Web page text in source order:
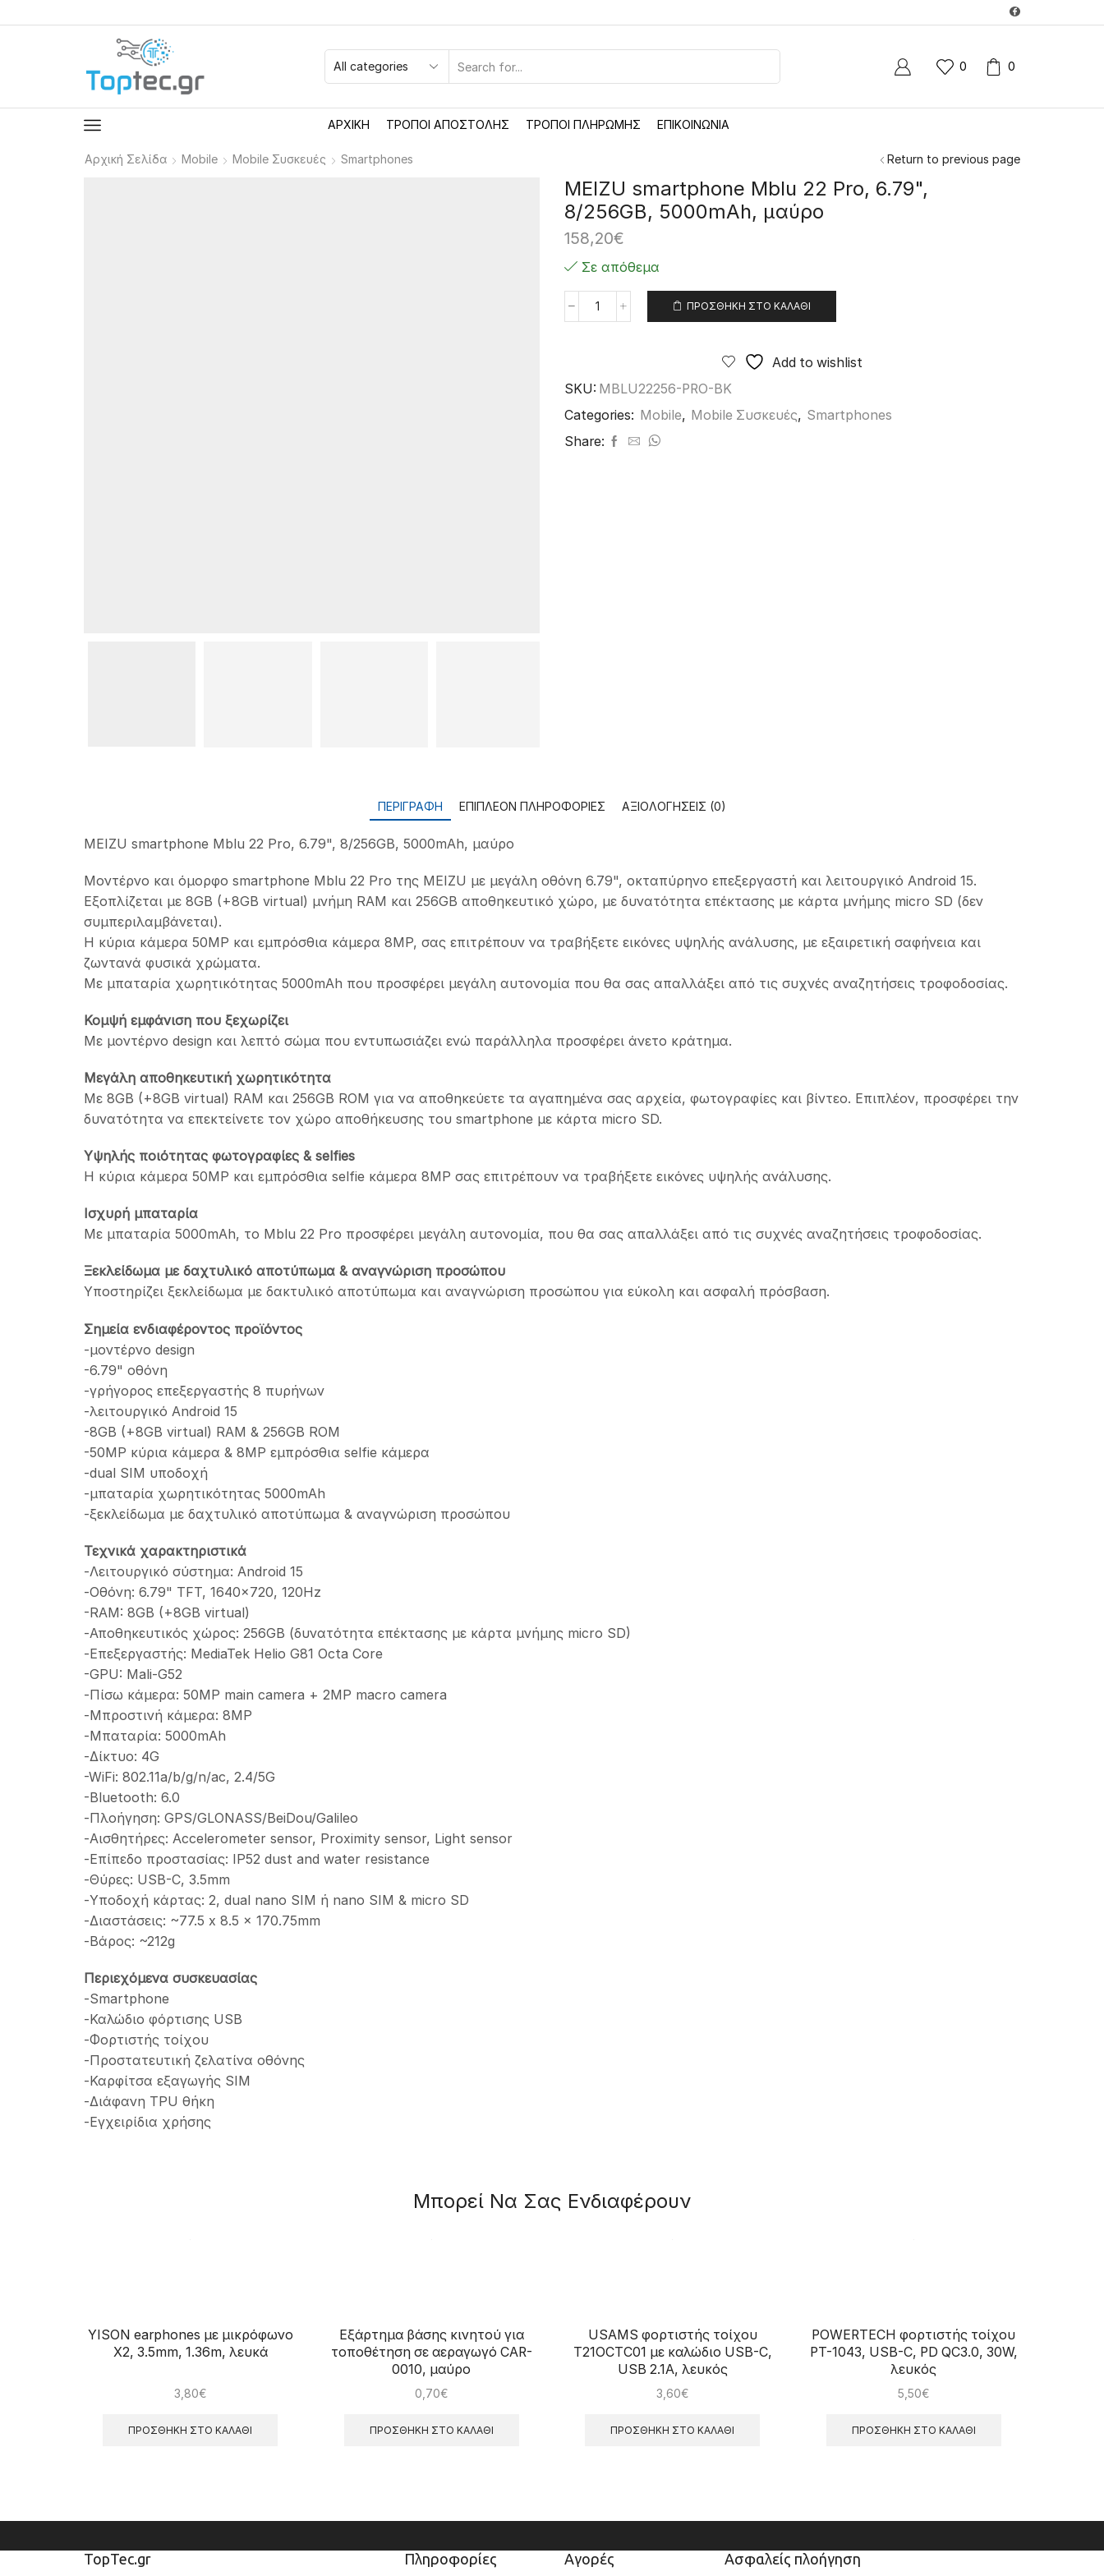
0 0
ΑΡΧΙΚΉ ΤΡΌΠΟΙ ΑΠΟΣΤΟΛΉΣ ΤΡΌΠΟΙ ΠΛΗΡΩΜΉΣ ΕΠΙΚΟΙΝΩΝΊΑ
Αρχική Σελίδα Mobile Mobile Συσκευές Smartphones Return to previous page
MEIZU smartphone Mblu 22 Pro, 6.79",
8/256GB, 5000mAh, μαύρο
158,20€
Σε απόθεμα
MEIZU
6.79",
8/256GB,
μαύρο
ΠΡΟΣΘΉΚΗ ΣΤΟ ΚΑΛΆΘΙ
Add to wishlist
SKU: MBLU22256-PRO-BK
Categories: Mobile, Mobile Συσκευές, Smartphones
Share:
ΠΕΡΙΓΡΑΦΉ ΕΠΙΠΛΈΟΝ ΠΛΗΡΟΦΟΡΊΕΣ ΑΞΙΟΛΟΓΉΣΕΙΣ (0)
MEIZU smartphone Mblu 22 Pro, 6.79", 8/256GB, 5000mAh, μαύρο
Μοντέρνο και όμορφο smartphone Mblu 22 Pro της MEIZU με μεγάλη οθόνη 6.79", οκταπύρηνο επεξεργαστή και λειτουργικό Android 15.
Εξοπλίζεται με 8GB (+8GB virtual) μνήμη RAM και 256GB αποθηκευτικό χώρο, με δυνατότητα επέκτασης με κάρτα μνήμης micro SD (δεν
συμπεριλαμβάνεται).
Η κύρια κάμερα 50MP και εμπρόσθια κάμερα 8MP, σας επιτρέπουν να τραβήξετε εικόνες υψηλής ανάλυσης, με εξαιρετική σαφήνεια και
ζωντανά φυσικά χρώματα.
Με μπαταρία χωρητικότητας 5000mAh που προσφέρει μεγάλη αυτονομία που θα σας απαλλάξει από τις συχνές αναζητήσεις τροφοδοσίας.
Κομψή εμφάνιση που ξεχωρίζει
Με μοντέρνο design και λεπτό σώμα που εντυπωσιάζει ενώ παράλληλα προσφέρει άνετο κράτημα.
Μεγάλη αποθηκευτική χωρητικότητα
Με 8GB (+8GB virtual) RAM και 256GB ROM για να αποθηκεύετε τα αγαπημένα σας αρχεία, φωτογραφίες και βίντεο. Επιπλέον, προσφέρει την
δυνατότητα να επεκτείνετε τον χώρο αποθήκευσης του smartphone με κάρτα micro SD.
Υψηλής ποιότητας φωτογραφίες & selfies
Η κύρια κάμερα 50MP και εμπρόσθια selfie κάμερα 8MP σας επιτρέπουν να τραβήξετε εικόνες υψηλής ανάλυσης.
Ισχυρή μπαταρία
Με μπαταρία 5000mAh, το Mblu 22 Pro προσφέρει μεγάλη αυτονομία, που θα σας απαλλάξει από τις συχνές αναζητήσεις τροφοδοσίας.
Ξεκλείδωμα με δαχτυλικό αποτύπωμα & αναγνώριση προσώπου
Υποστηρίζει ξεκλείδωμα με δακτυλικό αποτύπωμα και αναγνώριση προσώπου για εύκολη και ασφαλή πρόσβαση.
Σημεία ενδιαφέροντος προϊόντος
-μοντέρνο design
-6.79" οθόνη
-γρήγορος επεξεργαστής 8 πυρήνων
-λειτουργικό Android 15
-8GB (+8GB virtual) RAM & 256GB ROM
-50MP κύρια κάμερα & 8MP εμπρόσθια selfie κάμερα
-dual SIM υποδοχή
-μπαταρία χωρητικότητας 5000mAh
-ξεκλείδωμα με δαχτυλικό αποτύπωμα & αναγνώριση προσώπου
Τεχνικά χαρακτηριστικά
-Λειτουργικό σύστημα: Android 15
-Οθόνη: 6.79" TFT, 1640×720, 120Hz
-RAM: 8GB (+8GB virtual)
-Αποθηκευτικός χώρος: 256GB (δυνατότητα επέκτασης με κάρτα μνήμης micro SD)
-Επεξεργαστής: MediaTek Helio G81 Octa Core
-GPU: Mali-G52
-Πίσω κάμερα: 50MP main camera + 2MP macro camera
-Μπροστινή κάμερα: 8MP
-Μπαταρία: 5000mAh
-Δίκτυο: 4G
-WiFi: 802.11a/b/g/n/ac, 2.4/5G
-Bluetooth: 6.0
-Πλοήγηση: GPS/GLONASS/BeiDou/Galileo
-Αισθητήρες: Accelerometer sensor, Proximity sensor, Light sensor
-Επίπεδο προστασίας: IP52 dust and water resistance
-Θύρες: USB-C, 3.5mm
-Υποδοχή κάρτας: 2, dual nano SIM ή nano SIM & micro SD
-Διαστάσεις: ~77.5 x 8.5 x 170.75mm
-Βάρος: ~212g
Περιεχόμενα συσκευασίας
-Smartphone
-Καλώδιο φόρτισης USB
-Φορτιστής τοίχου
-Προστατευτική ζελατίνα οθόνης
-Καρφίτσα εξαγωγής SIM
-Διάφανη TPU θήκη
-Εγχειρίδια χρήσης
Μπορεί Να Σας Ενδιαφέρουν
YISON earphones με μικρόφωνο
X2, 3.5mm, 1.36m, λευκά
3,80€
ΠΡΟΣΘΉΚΗ ΣΤΟ ΚΑΛΆΘΙ
Εξάρτημα βάσης κινητού για
τοποθέτηση σε αεραγωγό CAR-
0010, μαύρο
0,70€
ΠΡΟΣΘΉΚΗ ΣΤΟ ΚΑΛΆΘΙ
USAMS φορτιστής τοίχου
T21OCTC01 με καλώδιο USB-C,
USB 2.1A, λευκός
3,60€
ΠΡΟΣΘΉΚΗ ΣΤΟ ΚΑΛΆΘΙ
POWERTECH φορτιστής τοίχου
PT-1043, USB-C, PD QC3.0, 30W,
λευκός
5,50€
ΠΡΟΣΘΉΚΗ ΣΤΟ ΚΑΛΆΘΙ
TopTec.gr Πληροφορίες Αγορές Ασφαλείς πλοήγηση